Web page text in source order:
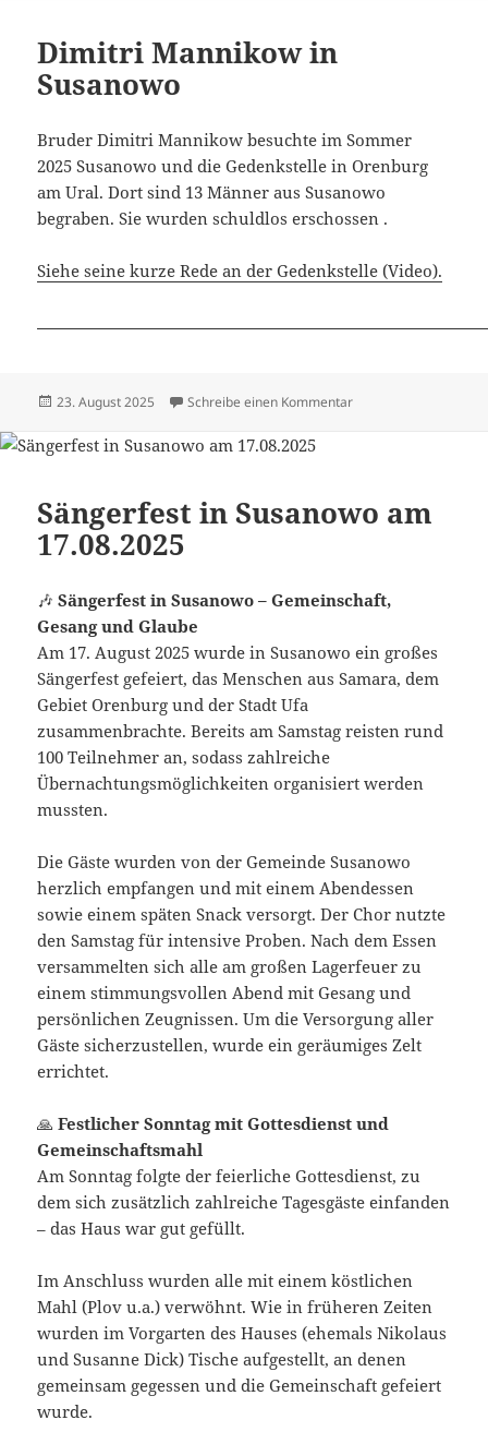
Dimitri Mannikow in
Susanowo
Bruder Dimitri Mannikow besuchte im Sommer
2025 Susanowo und die Gedenkstelle in Orenburg
am Ural. Dort sind 13 Männer aus Susanowo
begraben. Sie wurden schuldlos erschossen .
Siehe seine kurze Rede an der Gedenkstelle (Video).
Veröffentlicht
23. August 2025 Schreibe einen Kommentarzu Dimitri Mannikow
Sängerfest in Susanowo am
17.08.2025
🎶Sängerfest in Susanowo – Gemeinschaft,
Gesang und Glaube
Am 17. August 2025 wurde in Susanowo ein großes
Sängerfest gefeiert, das Menschen aus Samara, dem
Gebiet Orenburg und der Stadt Ufa
zusammenbrachte. Bereits am Samstag reisten rund
100 Teilnehmer an, sodass zahlreiche
Übernachtungsmöglichkeiten organisiert werden
mussten.
Die Gäste wurden von der Gemeinde Susanowo
herzlich empfangen und mit einem Abendessen
sowie einem späten Snack versorgt. Der Chor nutzte
den Samstag für intensive Proben. Nach dem Essen
versammelten sich alle am großen Lagerfeuer zu
einem stimmungsvollen Abend mit Gesang und
persönlichen Zeugnissen. Um die Versorgung aller
Gäste sicherzustellen, wurde ein geräumiges Zelt
errichtet.
🙏Festlicher Sonntag mit Gottesdienst und
Gemeinschaftsmahl
Am Sonntag folgte der feierliche Gottesdienst, zu
dem sich zusätzlich zahlreiche Tagesgäste einfanden
– das Haus war gut gefüllt.
Im Anschluss wurden alle mit einem köstlichen
Mahl (Plov u.a.) verwöhnt. Wie in früheren Zeiten
wurden im Vorgarten des Hauses (ehemals Nikolaus
und Susanne Dick) Tische aufgestellt, an denen
gemeinsam gegessen und die Gemeinschaft gefeiert
wurde.